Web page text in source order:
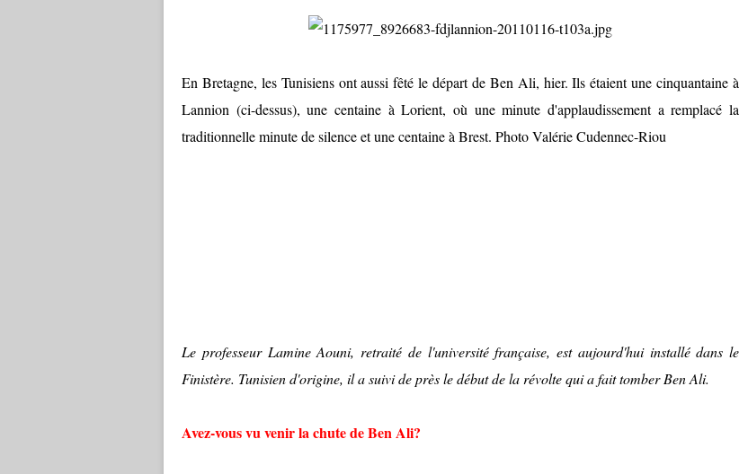
En Bretagne, les Tunisiens ont aussi fêté le départ de Ben Ali, hier. Ils étaient une cinquantaine à
Lannion (ci-dessus), une centaine à Lorient, où une minute d'applaudissement a remplacé la
traditionnelle minute de silence et une centaine à Brest. Photo Valérie Cudennec-Riou
Le professeur Lamine Aouni, retraité de l'université française, est aujourd'hui installé dans le
Finistère. Tunisien d'origine, il a suivi de près le début de la révolte qui a fait tomber Ben Ali.
Avez-vous vu venir la chute de Ben Ali?